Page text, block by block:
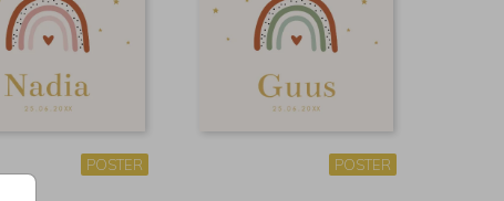
POSTER POSTER